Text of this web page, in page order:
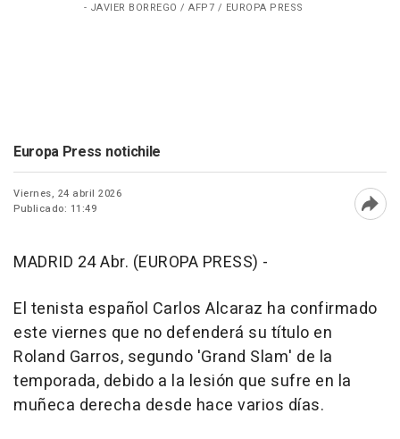
- JAVIER BORREGO / AFP7 / EUROPA PRESS
Europa Press notichile
Viernes, 24 abril 2026
Publicado: 11:49
MADRID 24 Abr. (EUROPA PRESS) -
El tenista español Carlos Alcaraz ha confirmado
este viernes que no defenderá su título en
Roland Garros, segundo 'Grand Slam' de la
temporada, debido a la lesión que sufre en la
muñeca derecha desde hace varios días.